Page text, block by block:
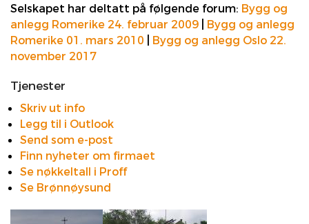
Selskapet har deltatt på følgende forum: Bygg og
anlegg Romerike 24. februar 2009
Bygg og anlegg
Romerike 01. mars 2010
Bygg og anlegg Oslo 22.
november 2017
Tjenester
Skriv ut info
Legg til i Outlook
Send som e-post
Finn nyheter om firmaet
Se nøkkeltall i Proff
Se Brønnøysund